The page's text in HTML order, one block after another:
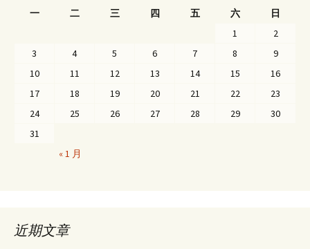
一
二 三 四 五 六
日
1
2
3
4 5 6 7 8
9
10
11 12 13 14 15
16
17
18 19 20 21 22
23
24
25 26 27 28 29
30
31
« 1 月
近期文章